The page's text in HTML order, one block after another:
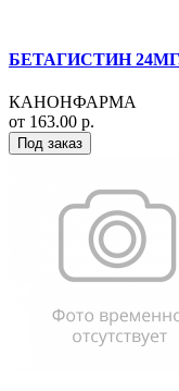
БЕТАГИСТИН
КАНОНФАРМА
от 163.00 р.
Под заказ